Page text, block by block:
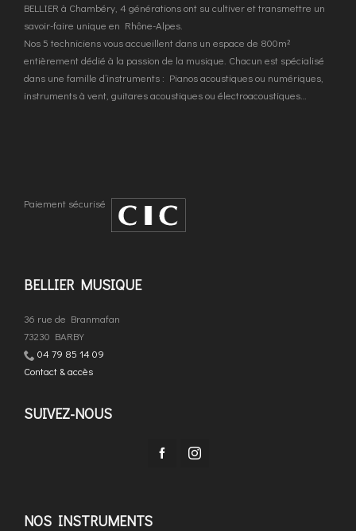
BELLIER à Chambéry, 4 générations ont su cultiver et transmettre un
savoir-faire unique en Rhône-Alpes.
Nos 5 techniciens vous accueillent dans un espace de 800m²
entièrement dédié à la passion de la musique. Chacun est spécialisé
dans une famille d’instruments : Pianos acoustiques ou numériques,
instruments à vent, guitares acoustiques ou électroacoustiques…
Paiement sécurisé
BELLIER MUSIQUE
36 rue de Branmafan
73230 BARBY
04 79 85 14 09
Contact & accès
SUIVEZ-NOUS
NOS INSTRUMENTS